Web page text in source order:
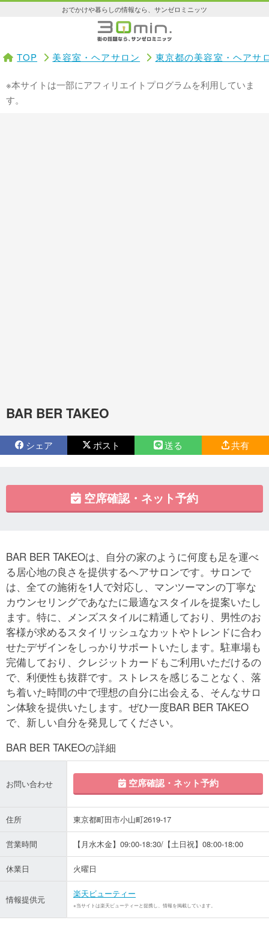
おでかけや暮らしの情報なら、サンゼロミニッツ
TOP 美容室・ヘアサロン 東京都の美容室・ヘアサ
※本サイトは一部にアフィリエイトプログラムを利用していま
す。
BAR BER TAKEO
シェア ポスト 送る 共有
空席確認・ネット予約
BAR BER TAKEOは、自分の家のように何度も足を運べ
る居心地の良さを提供するヘアサロンです。サロンで
は、全ての施術を1人で対応し、マンツーマンの丁寧な
カウンセリングであなたに最適なスタイルを提案いたし
ます。特に、メンズスタイルに精通しており、男性のお
客様が求めるスタイリッシュなカットやトレンドに合わ
せたデザインをしっかりサポートいたします。駐車場も
完備しており、クレジットカードもご利用いただけるの
で、利便性も抜群です。ストレスを感じることなく、落
ち着いた時間の中で理想の自分に出会える、そんなサロ
ン体験を提供いたします。ぜひ一度BAR BER TAKEO
で、新しい自分を発見してください。
BAR BER TAKEOの詳細
お問い合わせ 空席確認・ネット予約
住所 東京都町田市小山町2619-17
営業時間 【月水木金】09:00-18:30/【土日祝】08:00-18:00
休業日 火曜日
情報提供元
楽天ビューティー
※当サイトは楽天ビューティーと提携し、情報を掲載しています。